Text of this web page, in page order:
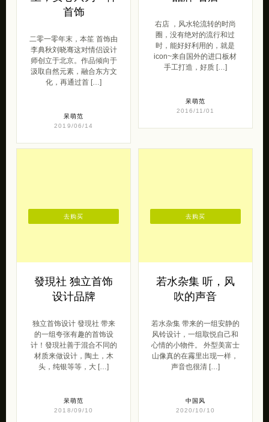
首饰
二零一零年末，本笙 首饰由
李典秋刘晓骞这对情侣设计
师创立于北京。作品倾向于
汲取自然元素，融合东方文
化，再通过首 […]
呆萌范
2019/06/14
右店 ，风水轮流转的时尚
圈，没有绝对的流行和过
时，能好好利用的，就是
icon~来自国外的进口板材
手工打造，好质 […]
呆萌范
2016/11/01
發現社 独立首饰
设计品牌
独立首饰设计 發現社 带来
的一组夸张有趣的首饰设
计！發現社善于混合不同的
材质来做设计，陶土，木
头，纯银等等，大 […]
呆萌范
2018/09/10
去购买
若水杂集 听，风
吹的声音
若水杂集 带来的一组安静的
风铃设计，一组取悦自己和
心情的小物件。 外型美富士
山像真的在霿里出现一样，
声音也很清 […]
中国风
2020/10/10
去购买